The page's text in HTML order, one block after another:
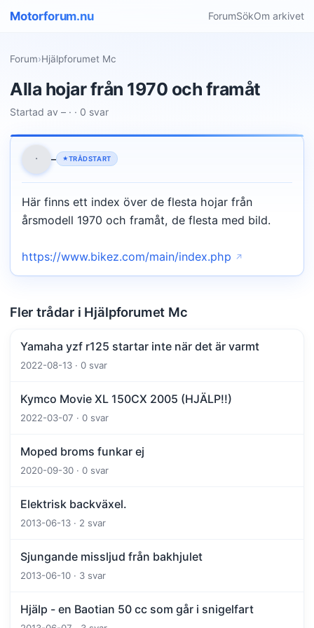
Motorforum.nu ForumSökOm arkivet
Forum›Hjälpforumet Mc
Alla hojar från 1970 och framåt
Startad av – · · 0 svar
· – TRÅDSTART
Här finns ett index över de flesta hojar från
årsmodell 1970 och framåt, de flesta med bild.
https://www.bikez.com/main/index.php
Fler trådar i Hjälpforumet Mc
Yamaha yzf r125 startar inte när det är varmt
2022-08-13 · 0 svar
Kymco Movie XL 150CX 2005 (HJÄLP!!)
2022-03-07 · 0 svar
Moped broms funkar ej
2020-09-30 · 0 svar
Elektrisk backväxel.
2013-06-13 · 2 svar
Sjungande missljud från bakhjulet
2013-06-10 · 3 svar
Hjälp - en Baotian 50 cc som går i snigelfart